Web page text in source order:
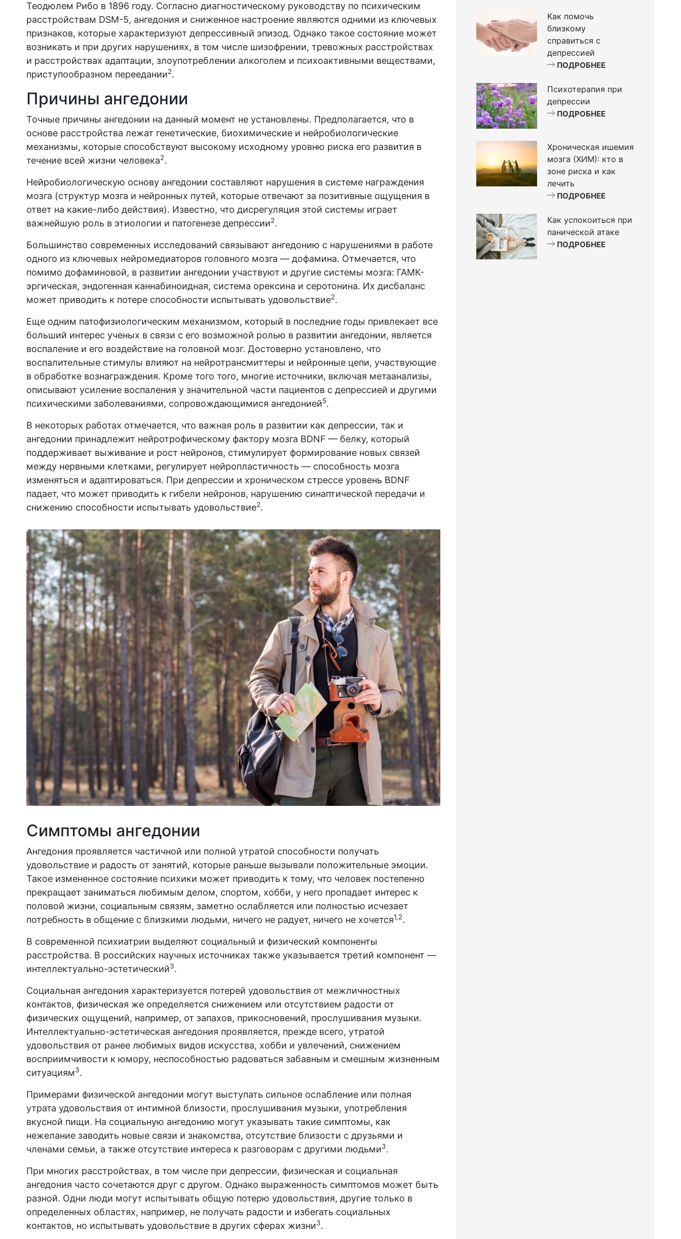
Теодюлем Рибо в 1896 году. Согласно диагностическому руководству по психическим
расстройствам DSM-5, ангедония и сниженное настроение являются одними из ключевых
признаков, которые характеризуют депрессивный эпизод. Однако такое состояние может
возникать и при других нарушениях, в том числе шизофрении, тревожных расстройствах
и расстройствах адаптации, злоупотреблении алкоголем и психоактивными веществами,
приступообразном переедании2.
Причины ангедонии
Точные причины ангедонии на данный момент не установлены. Предполагается, что в
основе расстройства лежат генетические, биохимические и нейробиологические
механизмы, которые способствуют высокому исходному уровню риска его развития в
течение всей жизни человека2.
Нейробиологическую основу ангедонии составляют нарушения в системе награждения
мозга (структур мозга и нейронных путей, которые отвечают за позитивные ощущения в
ответ на какие-либо действия). Известно, что дисрегуляция этой системы играет
важнейшую роль в этиологии и патогенезе депрессии2.
Большинство современных исследований связывают ангедонию с нарушениями в работе
одного из ключевых нейромедиаторов головного мозга — дофамина. Отмечается, что
помимо дофаминовой, в развитии ангедонии участвуют и другие системы мозга: ГАМК-
эргическая, эндогенная каннабиноидная, система орексина и серотонина. Их дисбаланс
может приводить к потере способности испытывать удовольствие2.
Еще одним патофизиологическим механизмом, который в последние годы привлекает все
больший интерес ученых в связи с его возможной ролью в развитии ангедонии, является
воспаление и его воздействие на головной мозг. Достоверно установлено, что
воспалительные стимулы влияют на нейротрансмиттеры и нейронные цепи, участвующие
в обработке вознаграждения. Кроме того того, многие источники, включая метаанализы,
описывают усиление воспаления у значительной части пациентов с депрессией и другими
психическими заболеваниями, сопровождающимися ангедонией5.
В некоторых работах отмечается, что важная роль в развитии как депрессии, так и
ангедонии принадлежит нейротрофическому фактору мозга BDNF — белку, который
поддерживает выживание и рост нейронов, стимулирует формирование новых связей
между нервными клетками, регулирует нейропластичность — способность мозга
изменяться и адаптироваться. При депрессии и хроническом стрессе уровень BDNF
падает, что может приводить к гибели нейронов, нарушению синаптической передачи и
снижению способности испытывать удовольствие2.
Симптомы ангедонии
Ангедония проявляется частичной или полной утратой способности получать
удовольствие и радость от занятий, которые раньше вызывали положительные эмоции.
Такое измененное состояние психики может приводить к тому, что человек постепенно
прекращает заниматься любимым делом, спортом, хобби, у него пропадает интерес к
половой жизни, социальным связям, заметно ослабляется или полностью исчезает
потребность в общение с близкими людьми, ничего не радует, ничего не хочется1,2.
В современной психиатрии выделяют социальный и физический компоненты
расстройства. В российских научных источниках также указывается третий компонент —
интеллектуально-эстетический3.
Социальная ангедония характеризуется потерей удовольствия от межличностных
контактов, физическая же определяется снижением или отсутствием радости от
физических ощущений, например, от запахов, прикосновений, прослушивания музыки.
Интеллектуально-эстетическая ангедония проявляется, прежде всего, утратой
удовольствия от ранее любимых видов искусства, хобби и увлечений, снижением
восприимчивости к юмору, неспособностью радоваться забавным и смешным жизненным
ситуациям3.
Примерами физической ангедонии могут выступать сильное ослабление или полная
утрата удовольствия от интимной близости, прослушивания музыки, употребления
вкусной пищи. На социальную ангедонию могут указывать такие симптомы, как
нежелание заводить новые связи и знакомства, отсутствие близости с друзьями и
членами семьи, а также отсутствие интереса к разговорам с другими людьми3.
При многих расстройствах, в том числе при депрессии, физическая и социальная
ангедония часто сочетаются друг с другом. Однако выраженность симптомов может быть
разной. Одни люди могут испытывать общую потерю удовольствия, другие только в
определенных областях, например, не получать радости и избегать социальных
контактов, но испытывать удовольствие в других сферах жизни3.
Как помочь
близкому
справиться с
депрессией
ПОДРОБНЕЕ
Психотерапия при
депрессии
ПОДРОБНЕЕ
Хроническая ишемия
мозга (ХИМ): кто в
зоне риска и как
лечить
ПОДРОБНЕЕ
Как успокоиться при
панической атаке
ПОДРОБНЕЕ